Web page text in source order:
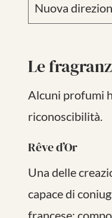
Nuova
Le
Alcuni profumi
riconoscibilità.
Rêve d’Or
Una delle
capace di